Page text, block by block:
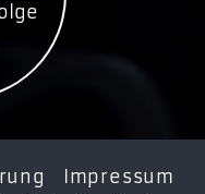
Impressum